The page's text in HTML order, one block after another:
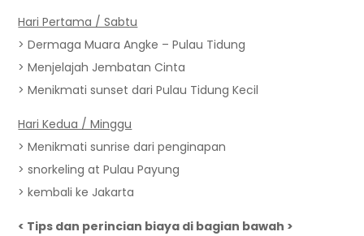
Hari Pertama / Sabtu
> Dermaga Muara Angke – Pulau Tidung
> Menjelajah Jembatan Cinta
> Menikmati sunset dari Pulau Tidung Kecil
Hari Kedua / Minggu
> Menikmati sunrise dari penginapan
> snorkeling at Pulau Payung
> kembali ke Jakarta
< Tips dan perincian biaya di bagian bawah >